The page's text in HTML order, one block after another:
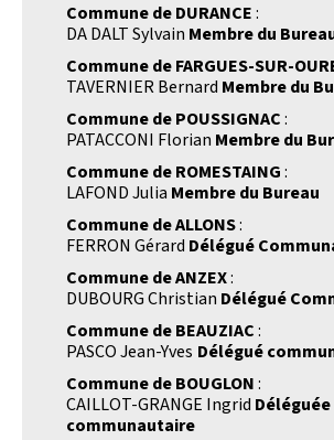
Commune de DURANCE:
DA DALT Sylvain Membre du
Commune de FARGUES-SUR-
TAVERNIER Bernard Membre du
Commune de POUSSIGNAC:
PATACCONI Florian Membre du
Commune de ROMESTAING:
LAFOND Julia Membre du Bureau
Commune de ALLONS:
FERRON Gérard Délégué
Commune de ANZEX:
DUBOURG Christian Délégué
Commune de BEAUZIAC:
PASCO Jean-Yves Délégué
Commune de BOUGLON:
CAILLOT-GRANGE Ingrid Déléguée
communautaire